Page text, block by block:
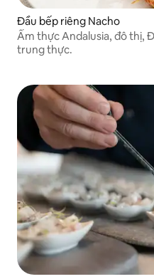
Đầu bếp riêng Nacho
Ẩm thực Andalusia, đô thị,
trung thực.